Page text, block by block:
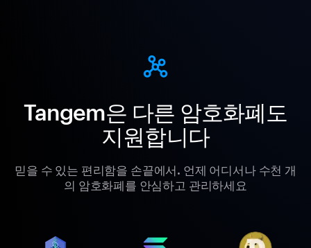
Tangem은 다른 암호화폐도
지원합니다
믿을 수 있는 편리함을 손끝에서. 언제 어디서나 수천 개
의 암호화폐를 안심하고 관리하세요